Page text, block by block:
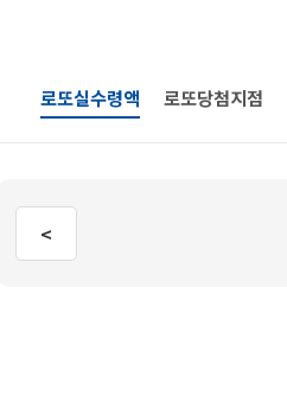
로또실수령액 로또당첨지점
<